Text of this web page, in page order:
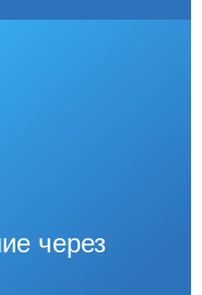
через